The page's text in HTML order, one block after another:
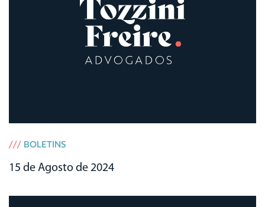
/// BOLETINS
15 de Agosto de 2024